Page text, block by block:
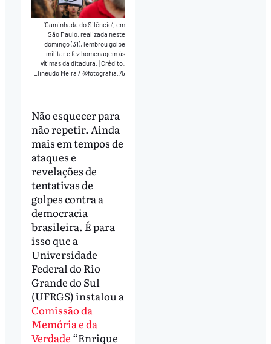
‘Caminhada do Silêncio’, em
São Paulo, realizada neste
domingo (31), lembrou golpe
militar e fez homenagem às
vítimas da ditadura.|Crédito:
Elineudo Meira / @fotografia.75
Não esquecer para
não repetir. Ainda
mais em tempos de
ataques e
revelações de
tentativas de
golpes contra a
democracia
brasileira. É para
isso que a
Universidade
Federal do Rio
Grande do Sul
(UFRGS) instalou a
Comissão da
Memória e da
Verdade “Enrique